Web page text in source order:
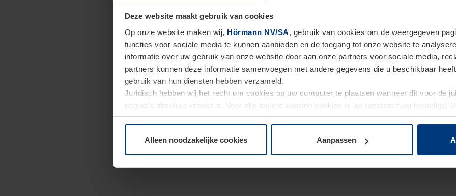
Deze website maakt gebruik van cookies
Op onze website maken wij, Hörmann NV/SA, gebruik van cookies om de weergegeven
functies voor sociale media te kunnen aanbieden en de toegang tot onze website te
informatie over uw gebruik van onze website door aan onze partners voor sociale media,
partners kunnen deze informatie samenvoegen met andere gegevens die u beschikbaar
gebruik van hun diensten hebben verzameld.
Juridisch hebben wij het recht om cookies op uw computer te plaatsen wanneer dit voor de
pagina's absoluut vereist is. Voor alle andere soorten cookies is uw toestemming benodigd.
moment bij de uitleg van de cookies op paginaPrivacyverklaringop onze website wijzigen
Alleen noodzakelijke cookies Aanpassen